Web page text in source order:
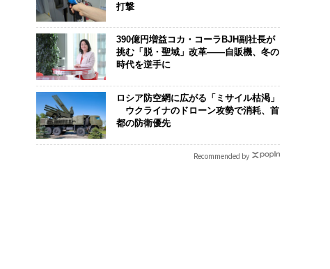
打撃
390億円増益コカ・コーラBJH副社長が
挑む「脱・聖域」改革――自販機、冬の
時代を逆手に
ロシア防空網に広がる「ミサイル枯渇」
ウクライナのドローン攻勢で消耗、首
都の防衛優先
Recommended by